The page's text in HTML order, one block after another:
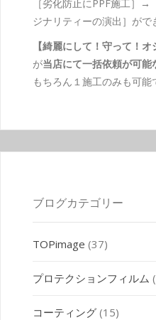
［劣化防止にPPF施工］→
ジナリティーの演出］がで
【綺麗にして！守って！オ
が当店にて一括依頼が可
もちろん１施工のみも可能
ブログカテゴリー
TOPimage (37)
プロテクションフィルム
コーティング(15)